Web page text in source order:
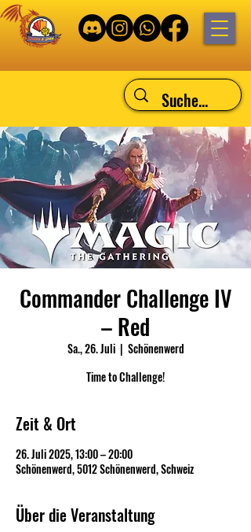
Commander Challenge IV
– Red
Sa., 26. Juli
  |
Schönenwerd
Time to Challenge!
Zeit & Ort
26. Juli 2025, 13:00 – 20:00
Schönenwerd, 5012 Schönenwerd, Schweiz
Über die Veranstaltung